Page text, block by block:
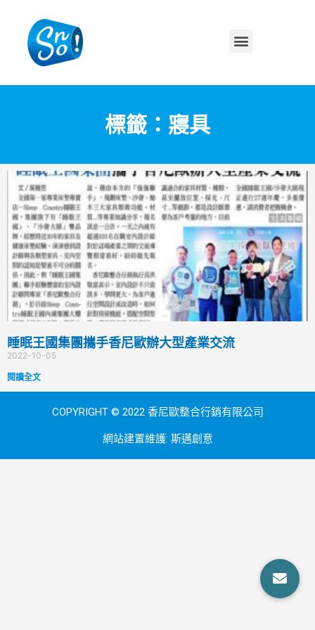
標籤：寢具
睡眠王國集團攜手香尼歐辦大型產業交流
2022-10-05
閱讀全文
COPYRIGHT © 2022 香尼歐整合行銷有限公司
網站建置維護: 斯邁創意